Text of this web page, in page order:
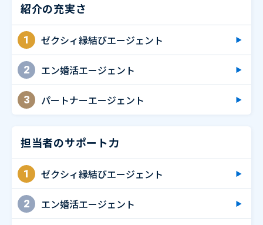
紹介の充実さ
1 ゼクシィ縁結びエージェント
2 エン婚活エージェント
3 パートナーエージェント
担当者のサポート力
1 ゼクシィ縁結びエージェント
2 エン婚活エージェント